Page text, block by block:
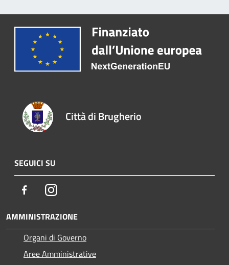
Città di Brugherio
SEGUICI SU
FacebookInstagram
AMMINISTRAZIONE
Organi di Governo
Aree Amministrative